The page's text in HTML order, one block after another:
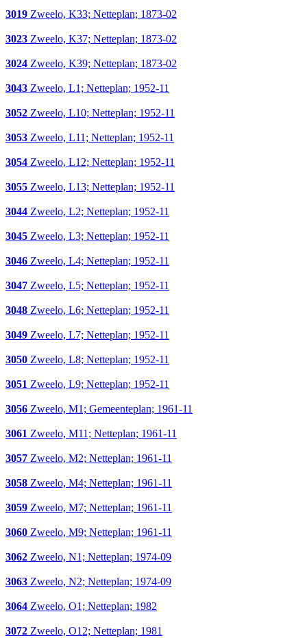
3019 Zweelo, K33; Netteplan; 1873-02
3023 Zweelo, K37; Netteplan; 1873-02
3024 Zweelo, K39; Netteplan; 1873-02
3043 Zweelo, L1; Netteplan; 1952-11
3052 Zweelo, L10; Netteplan; 1952-11
3053 Zweelo, L11; Netteplan; 1952-11
3054 Zweelo, L12; Netteplan; 1952-11
3055 Zweelo, L13; Netteplan; 1952-11
3044 Zweelo, L2; Netteplan; 1952-11
3045 Zweelo, L3; Netteplan; 1952-11
3046 Zweelo, L4; Netteplan; 1952-11
3047 Zweelo, L5; Netteplan; 1952-11
3048 Zweelo, L6; Netteplan; 1952-11
3049 Zweelo, L7; Netteplan; 1952-11
3050 Zweelo, L8; Netteplan; 1952-11
3051 Zweelo, L9; Netteplan; 1952-11
3056 Zweelo, M1; Gemeenteplan; 1961-11
3061 Zweelo, M11; Netteplan; 1961-11
3057 Zweelo, M2; Netteplan; 1961-11
3058 Zweelo, M4; Netteplan; 1961-11
3059 Zweelo, M7; Netteplan; 1961-11
3060 Zweelo, M9; Netteplan; 1961-11
3062 Zweelo, N1; Netteplan; 1974-09
3063 Zweelo, N2; Netteplan; 1974-09
3064 Zweelo, O1; Netteplan; 1982
3072 Zweelo, O12; Netteplan; 1981